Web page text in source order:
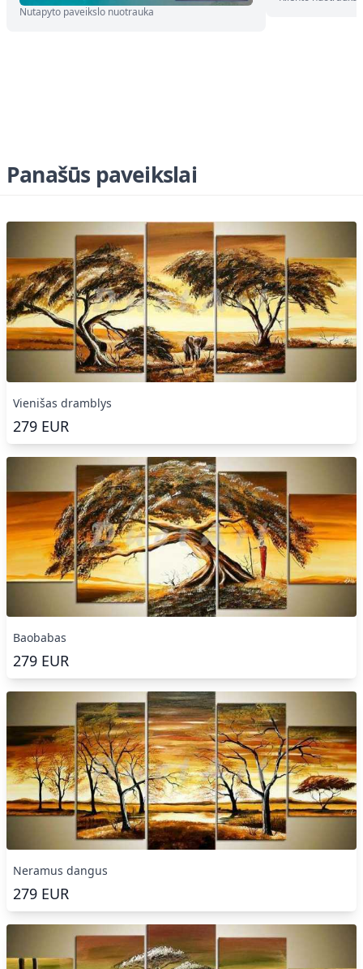
Nutapyto paveikslo nuotrauka
Panašūs paveikslai
Vienišas dramblys
279 EUR
Baobabas
279 EUR
Neramus dangus
279 EUR